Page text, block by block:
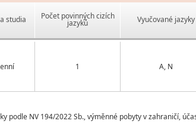
studia Počet povinných cizích
jazyků Vyučované jazyky
1 A, N
podle NV 194/2022 Sb., výměnné pobyty v zahraničí,